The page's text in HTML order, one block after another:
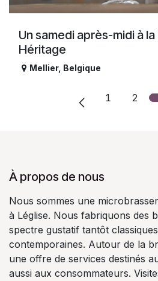
Un samedi après-midi à
Héritage
Mellier, Belgique
1 2
À propos de nous
Nous sommes une
à Léglise. Nous fabriquons des
spectre gustatif tantôt
contemporaines. Autour de la
une offre de services destinés
aussi aux consommateurs.